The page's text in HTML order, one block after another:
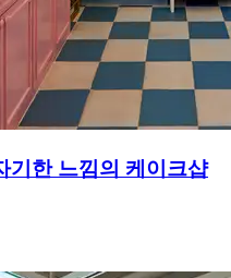
기한 느낌의 케이크샵